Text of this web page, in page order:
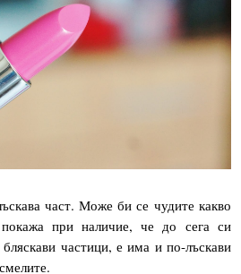
част. Може би се чудите какво
при наличие, че до сега си
частици, е има и по-лъскави